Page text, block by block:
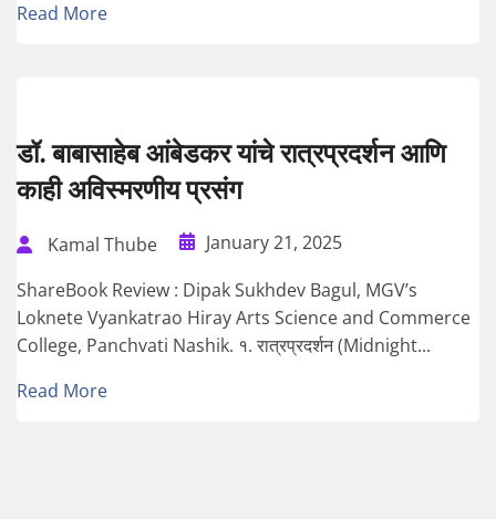
Read More
डॉ. बाबासाहेब आंबेडकर यांचे रात्रप्रदर्शन आणि
काही अविस्मरणीय प्रसंग
Kamal Thube
January 21, 2025
ShareBook Review : Dipak Sukhdev Bagul, MGV’s
Loknete Vyankatrao Hiray Arts Science and Commerce
College, Panchvati Nashik. १. रात्रप्रदर्शन (Midnight...
Read More